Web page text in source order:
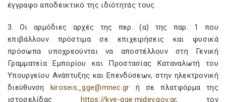
έγγραφο αποδεικτικό της ιδιότητάς τους.
3. Οι αρμόδιες αρχές της περ. (α) της παρ. 1 που
επιβάλλουν πρόστιμα σε επιχειρήσεις και φυσικά
πρόσωπα υποχρεούνται να αποστέλλουν στη Γενική
Γραμματεία Εμπορίου και Προστασίας Καταναλωτή του
Υπουργείου Ανάπτυξης και Επενδύσεων, στην ηλεκτρονική
διεύθυνση kiroseis_gge@mnec.gr ή σε πλατφόρμα της
ιστοσελίδας https://kye-gge.midev.gov.gr, τον